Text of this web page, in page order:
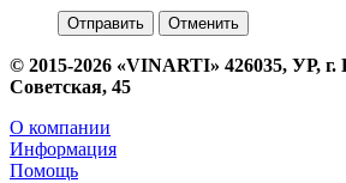
Отменить
© 2015-2026 «VINARTI» 426035, УР, г.
Советская, 45
О компании
Информация
Помощь